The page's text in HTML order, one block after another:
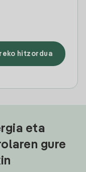
hitzordua
eta
gure